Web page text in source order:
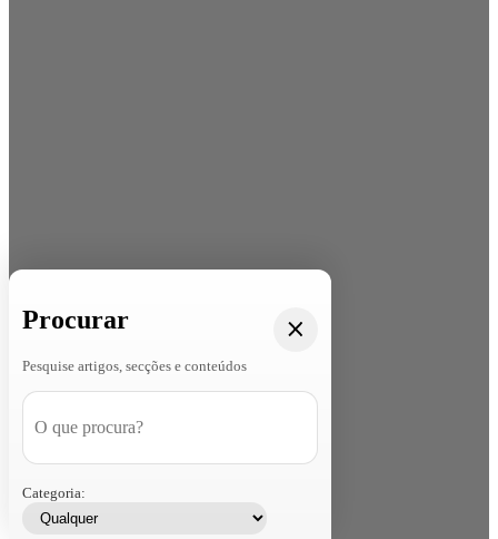
Procurar
Pesquise artigos, secções e conteúdos
Categoria: